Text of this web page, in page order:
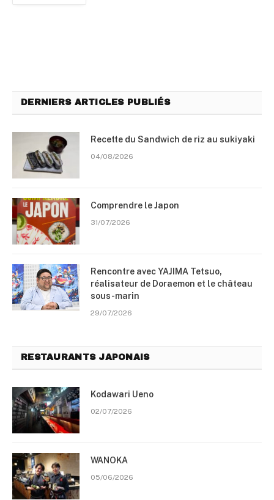
DERNIERS ARTICLES PUBLIÉS
Recette du Sandwich de riz au sukiyaki
04/08/2026
Comprendre le Japon
31/07/2026
Rencontre avec YAJIMA Tetsuo,
réalisateur de Doraemon et le château
sous-marin
29/07/2026
RESTAURANTS JAPONAIS
Kodawari Ueno
02/07/2026
WANOKA
05/06/2026